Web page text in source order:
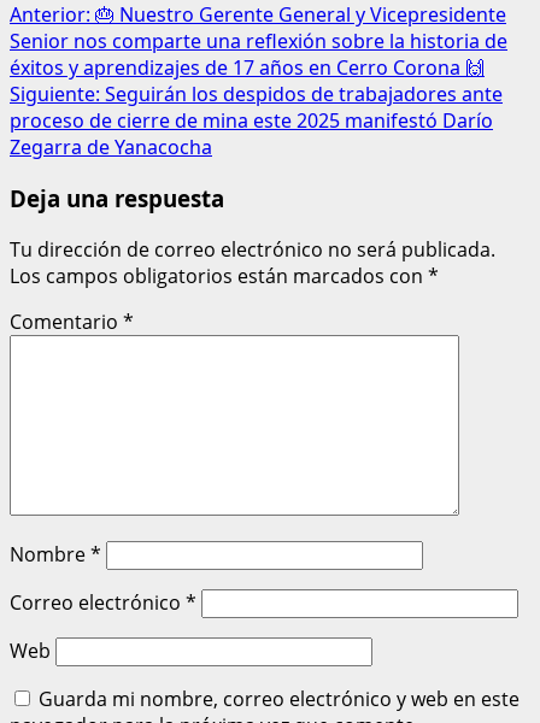
Anterior: 🎂 Nuestro Gerente General y Vicepresidente
Senior nos comparte una reflexión sobre la historia de
éxitos y aprendizajes de 17 años en Cerro Corona 🙌
Siguiente: Seguirán los despidos de trabajadores ante
proceso de cierre de mina este 2025 manifestó Darío
Zegarra de Yanacocha
Deja una respuesta
Tu dirección de correo electrónico no será publicada.
Los campos obligatorios están marcados con *
Comentario *
Nombre*
Correo electrónico *
Web
Guarda mi nombre, correo electrónico y web en este